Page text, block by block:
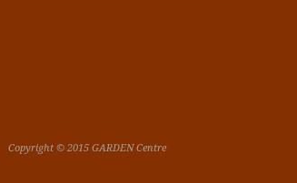
Copyright © 2015 GARDEN Centre